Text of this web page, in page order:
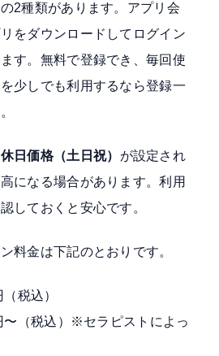
2種類があります。アプリ会
をダウンロードしてログイン
す。無料で登録でき、毎回使
少しでも利用するなら登録一
休日価格（土日祝） が設定され
になる場合があります。利用
しておくと安心です。
料金は下記のとおりです。
税込）
〜（税込）※セラピストによっ